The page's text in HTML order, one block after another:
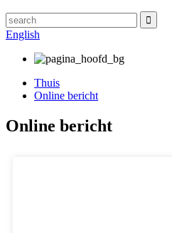
English
Thuis
Online bericht
Online bericht